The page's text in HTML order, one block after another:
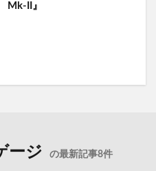
Mk-II』
ージ の最新記事8件